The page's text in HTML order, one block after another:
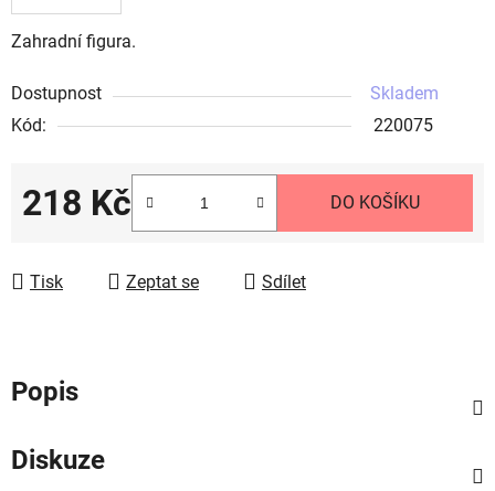
Zahradní figura.
Dostupnost
Skladem
Kód:
220075
218 Kč DO KOŠÍKU
Tisk Zeptat se Sdílet
Popis
Diskuze